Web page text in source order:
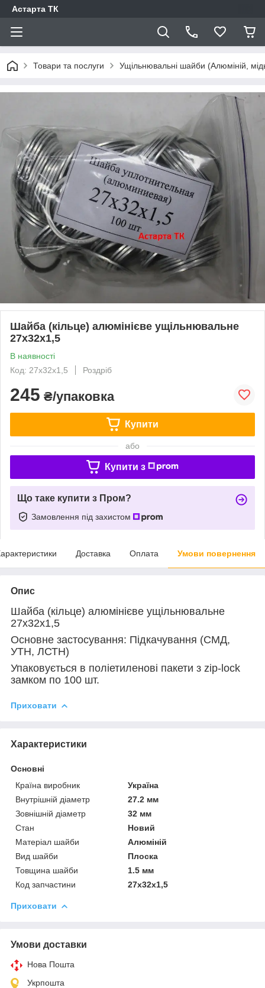
Астарта ТК
Товари та послуги Ущільнювальні шайби (Алюміній,
Шайба (кільце) алюмінієве ущільнювальне
27х32х1,5
В наявності
Код: 27х32х1,5
Роздріб
245 ₴/упаковка
Купити
або
Купити з
Що таке купити з Пром?
Замовлення під захистом
Доставка Оплата Умови повернення
Опис
Шайба (кільце) алюмінієве ущільнювальне
27х32х1,5
Основне застосування: Підкачування (СМД,
УТН, ЛСТН)
Упаковується в поліетиленові пакети з zip-lock
замком по 100 шт.
Приховати
Характеристики
Основні
Країна виробник
Україна
Внутрішній діаметр
27.2 мм
Зовнішній діаметр
32 мм
Стан
Новий
Матеріал шайби
Алюміній
Вид шайби
Плоска
Товщина шайби
1.5 мм
Код запчастини
27х32х1,5
Приховати
Умови доставки
Нова Пошта
Укрпошта